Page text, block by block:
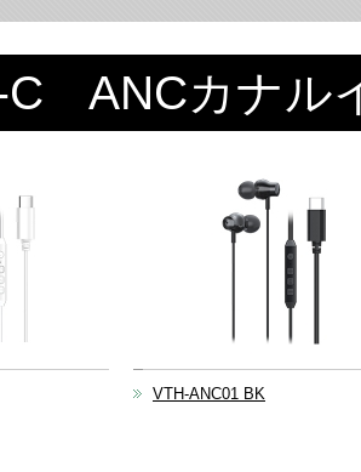
C ANCカナル
VTH-ANC01 BK